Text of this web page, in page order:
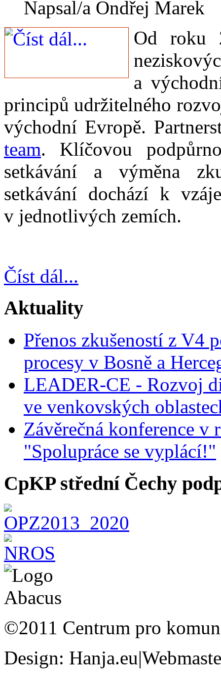
Napsal/a Ondřej Marek
Od roku
a
principů udržitelného
východní Evropě.
team. Klíčovou
setkávání a výměna
setkávání dochází k
v jednotlivých zemích.
Číst dál...
Aktuality
Přenos zkušeností z V4
procesy v Bosně a
LEADER-CE - Rozvoj
ve venkovských
Závěrečná konference v
"Spolupráce se vyplácí!"
CpKP střední Čechy
©2011 Centrum pro
Design: